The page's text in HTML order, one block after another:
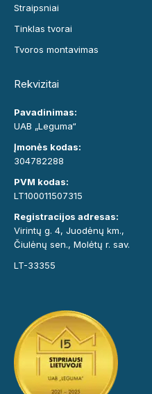
Straipsniai
Tinklas tvorai
Tvoros montavimas
Rekvizitai
Pavadinimas:
UAB „Leguma“
Įmonės kodas:
304782288
PVM kodas:
LT100011507315
Registracijos adresas:
Virintų g. 4, Juodėnų km.,
Čiulėnų sen., Molėtų r. sav.
LT-33355